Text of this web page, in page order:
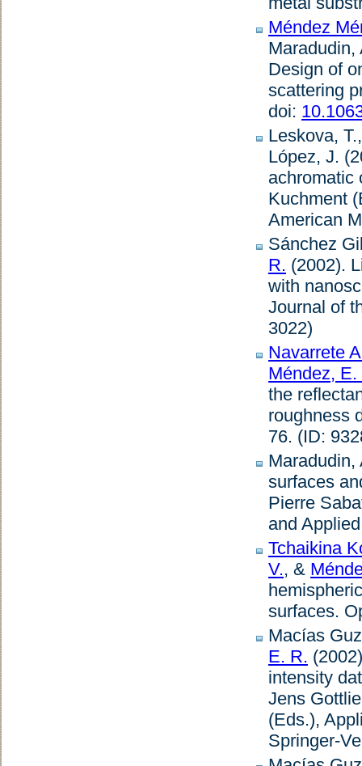
Méndez
Maradudin,
Design of
scattering
doi:
Leskova,
López, J.
achromatic
Kuchment
American
Sánchez
R. (2002).
with
Journal of
3022)
Navarrete
Méndez, E.
the
roughness
76. (ID:
surfaces
Pierre
and
Tchaikina
V., &
surfaces.
Macías
E. R.
intensity
Jens
(Eds.),
Springer-